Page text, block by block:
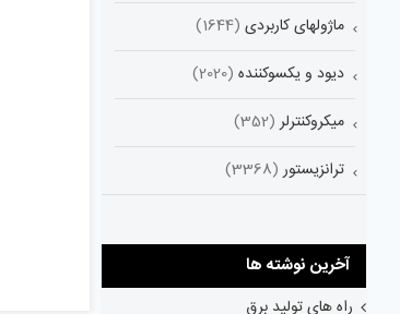
ماژولهای کاربردی (1644)
دیود و یکسوکننده (2020)
میکروکنترلر (352)
ترانزیستور (3368)
آخرین نوشته ها
راه های تولید برق